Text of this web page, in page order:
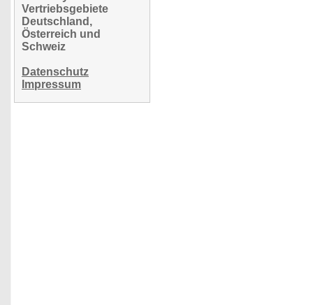
Vertriebsgebiete
Deutschland,
Österreich und
Schweiz
Datenschutz
Impressum